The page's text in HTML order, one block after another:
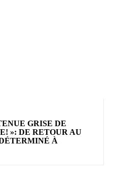
GRISE DE
»: DE RETOUR AU
À